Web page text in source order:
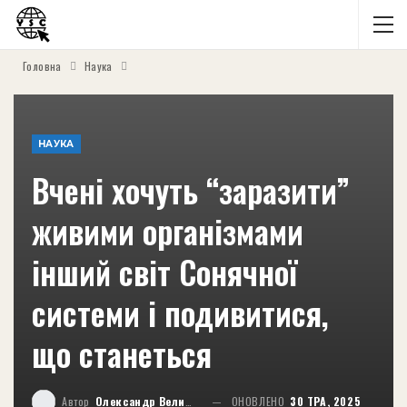
Головна Наука
НАУКА
Вчені хочуть “заразити”
живими організмами
інший світ Сонячної
системи і подивитися,
що станеться
Автор Олександр Великий ОНОВЛЕНО 30 ТРА, 2025